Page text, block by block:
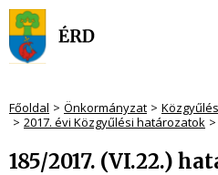
Főoldal Önkormányzat
2017. évi Közgyűlési határozatok
185/2017. (VI.22.)